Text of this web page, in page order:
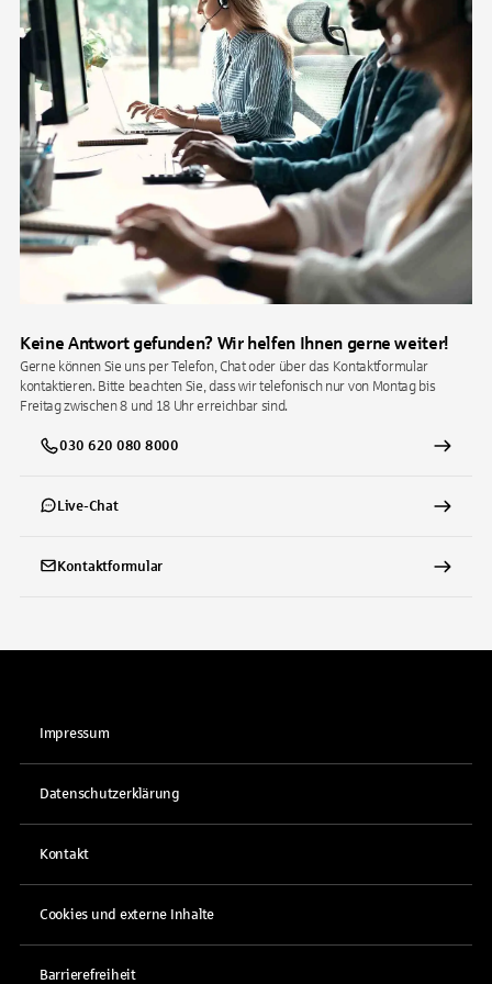
Keine Antwort gefunden? Wir helfen Ihnen gerne weiter!
Gerne können Sie uns per Telefon, Chat oder über das Kontaktformular
kontaktieren. Bitte beachten Sie, dass wir telefonisch nur von Montag bis
Freitag zwischen 8 und 18 Uhr erreichbar sind.
030 620 080 8000
Live-Chat
Kontaktformular
Impressum
Datenschutzerklärung
Kontakt
Cookies und externe Inhalte
Barrierefreiheit